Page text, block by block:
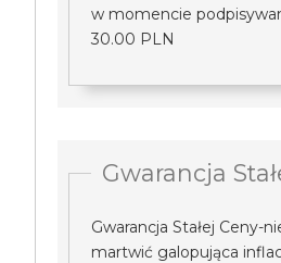
w momencie
30.00 PLN
Gwarancja
Gwarancja Stałej Ceny-
martwić galopująca